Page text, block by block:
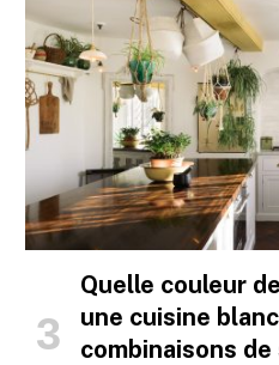
Quelle couleur
une cuisine
combinaisons